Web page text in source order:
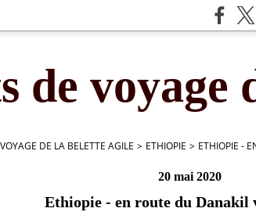
de voyage
DE LA BELETTE AGILE > ETHIOPIE > ETHIOPIE -
20 mai 2020
Ethiopie - en route du Danakil